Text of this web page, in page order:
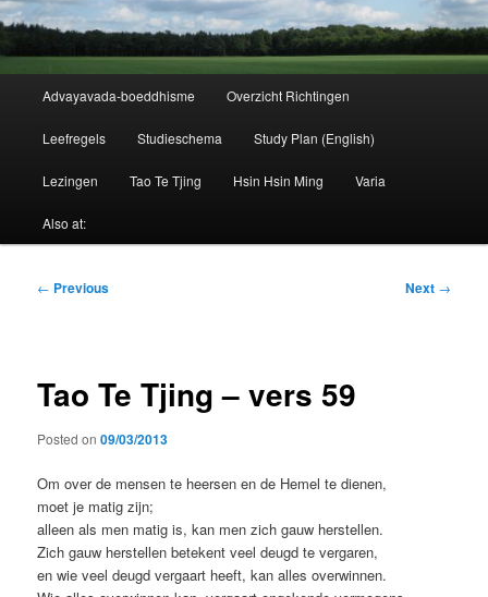
Advayavada-boeddhisme Overzicht Richtingen
Leefregels Studieschema Study Plan (English)
Lezingen Tao Te Tjing Hsin Hsin Ming Varia
Also at:
Post
← Previous Next →
Tao Te Tjing – vers 59
Posted on09/03/2013
Om over de mensen te heersen en de Hemel te dienen,
moet je matig zijn;
alleen als men matig is, kan men zich gauw herstellen.
Zich gauw herstellen betekent veel deugd te vergaren,
en wie veel deugd vergaart heeft, kan alles overwinnen.